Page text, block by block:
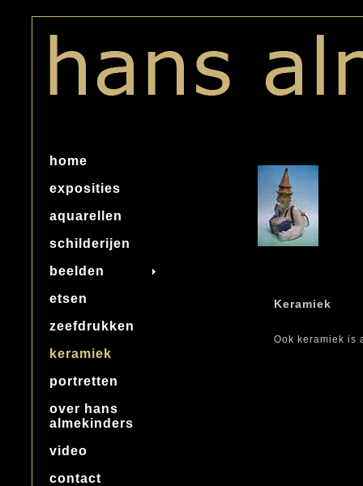
home
exposities
aquarellen
schilderijen
beelden
etsen
zeefdrukken
keramiek
portretten
over hans
almekinders
video
contact
Keramiek
Ook keramiek is